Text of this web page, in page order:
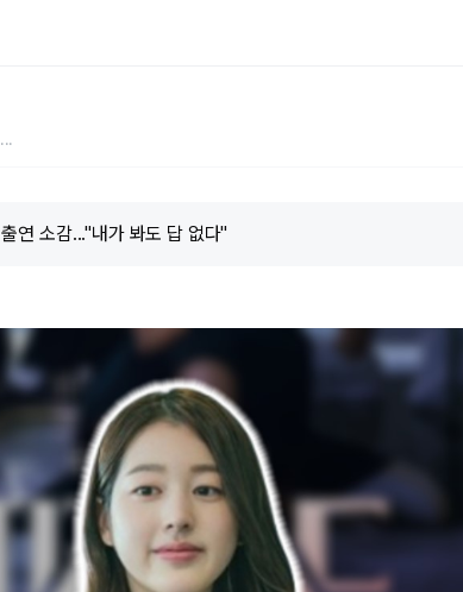
...
연 소감..."내가 봐도 답 없다"